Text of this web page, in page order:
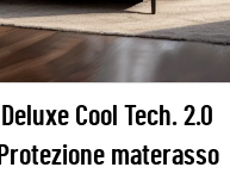
Deluxe Cool Tech. 2.0
Protezione materasso